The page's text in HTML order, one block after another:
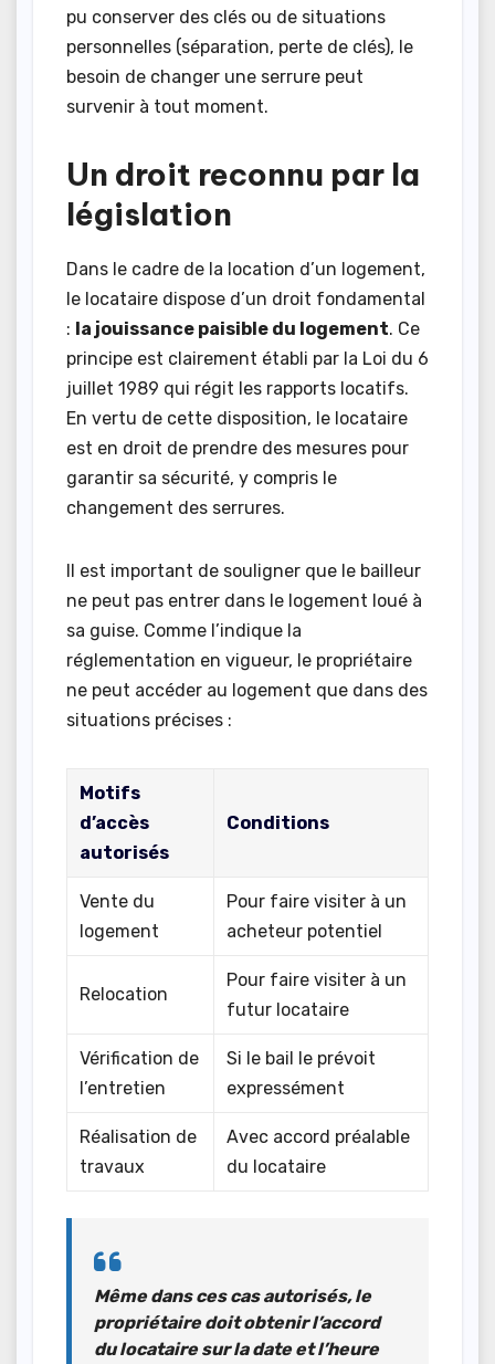
pu conserver des clés ou de situations
personnelles (séparation, perte de clés), le
besoin de changer une serrure peut
survenir à tout moment.
Un droit reconnu par la
législation
Dans le cadre de la location d’un logement,
le locataire dispose d’un droit fondamental
: la jouissance paisible du logement. Ce
principe est clairement établi par la Loi du 6
juillet 1989 qui régit les rapports locatifs.
En vertu de cette disposition, le locataire
est en droit de prendre des mesures pour
garantir sa sécurité, y compris le
changement des serrures.
Il est important de souligner que le bailleur
ne peut pas entrer dans le logement loué à
sa guise. Comme l’indique la
réglementation en vigueur, le propriétaire
ne peut accéder au logement que dans des
situations précises :
Motifs
d’accès
autorisés
Conditions
Vente du
logement
Pour faire visiter à un
acheteur potentiel
Relocation
Pour faire visiter à un
futur locataire
Vérification de
l’entretien
Si le bail le prévoit
expressément
Réalisation de
travaux
Avec accord préalable
du locataire
Même dans ces cas autorisés, le
propriétaire doitobtenir l’accord
du locatairesur la date et l’heure